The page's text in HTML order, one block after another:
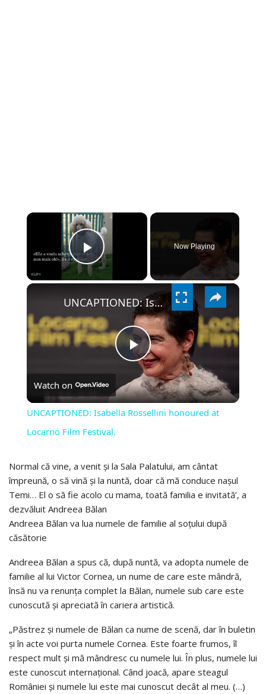
×
PLAY
VIDEO
Now Playing
×
PLAY
VIDEO
UNCAPTIONED: Isabella Rossellini honoured at Locarno Film Festival.
Watch on
UNCAPTIONED: Isabella Rossellini honoured at
Locarno Film Festival.
Normal că vine, a venit și la Sala Palatului, am cântat
împreună, o să vină și la nuntă, doar că mă conduce nașul
Temi… El o să fie acolo cu mama, toată familia e invitată’, a
dezvăluit Andreea Bălan
Andreea Bălan va lua numele de familie al soțului după
căsătorie
Andreea Bălan a spus că, după nuntă, va adopta numele de
familie al lui Victor Cornea, un nume de care este mândră,
însă nu va renunța complet la Bălan, numele sub care este
cunoscută și apreciată în cariera artistică.
„Păstrez și numele de Bălan ca nume de scenă, dar în buletin
și în acte voi purta numele Cornea. Este foarte frumos, îl
respect mult și mă mândresc cu numele lui. În plus, numele lui
este cunoscut internațional. Când joacă, apare steagul
României și numele lui este mai cunoscut decât al meu. (…)